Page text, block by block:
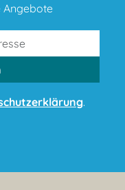
Angebote
.